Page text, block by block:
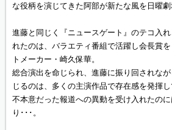
な役柄を演じてきた阿部が新たな風を日曜劇
進藤と同じく『ニュースゲート』のテコ入
れたのは、バラエティ番組で活躍し会長賞
トメーカー・崎久保華。
総合演出を命じられ、進藤に振り回されな
じるのは、多くの主演作品で存在感を発揮し
不本意だった報道への異動を受け入れたの
り･･･。